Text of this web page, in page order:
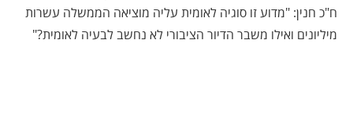
ח"כ חנין: "מדוע זו סוגיה לאומית עליה מוציאה הממשלה עשרות
מיליונים ואילו משבר הדיור הציבורי לא נחשב לבעיה לאומית?"